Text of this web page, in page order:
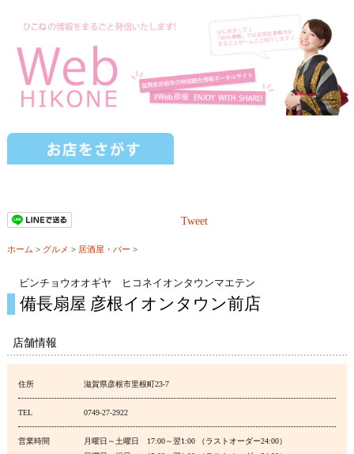
Tweet
ホーム > グルメ > 居酒屋・バー >
ビンチョウオオギヤ ヒコネイオンタウンマエテン
備長扇屋 彦根イオンタウン前店
店舗情報
住所 滋賀県彦根市里根町23-7
TEL 0749-27-2922
営業時間
月曜日～土曜日 17:00～翌1:00 （ラストオーダー24:00）